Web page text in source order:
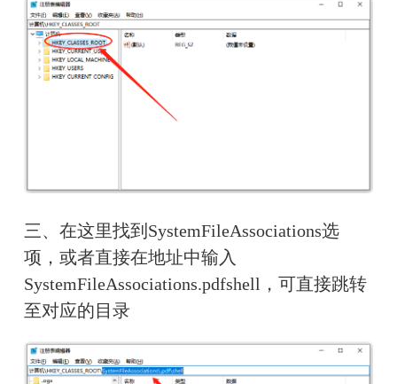
三、在这里找到SystemFileAssociations选
项，或者直接在地址中输入
SystemFileAssociations.pdfshell，可直接跳转
至对应的目录